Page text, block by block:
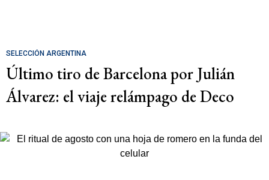
SELECCIÓN ARGENTINA
Último tiro de Barcelona por Julián
Álvarez: el viaje relámpago de Deco